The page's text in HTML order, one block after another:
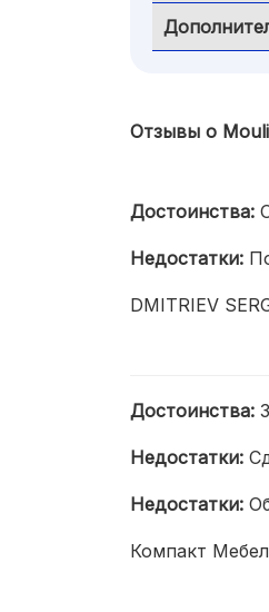
Отзывы о
Достоинства:
Недостатки:
DMITRIEV
Достоинства:
Недостатки:
Недостатки:
Компакт